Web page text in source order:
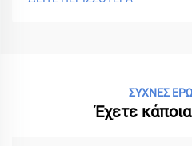
ΣΥΧΝΕΣ
Έχετε